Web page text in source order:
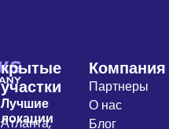
крытые
участки
Лучшие
локации
Атланта,
Компания
Партнеры
О нас
Блог